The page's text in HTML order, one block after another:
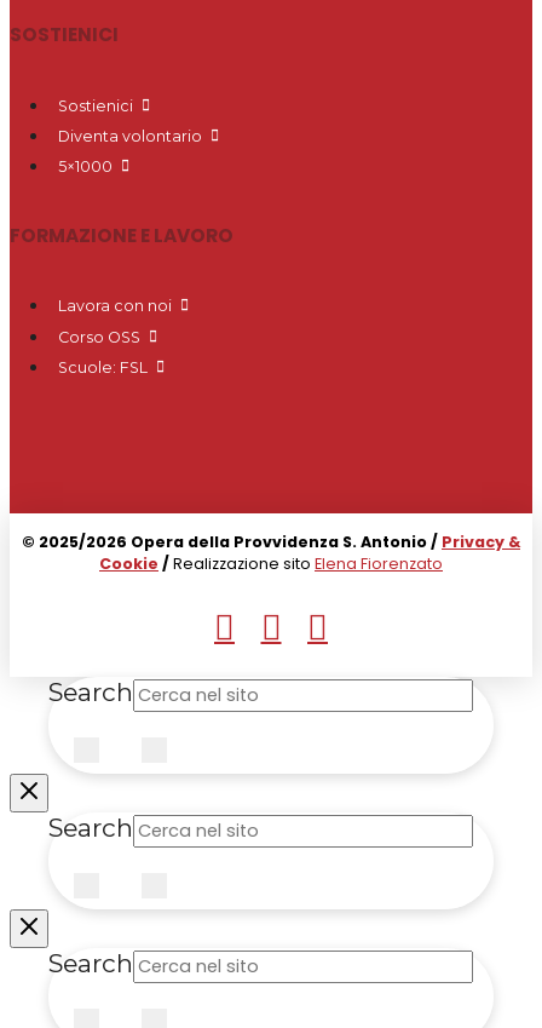
SOSTIENICI
Sostienici
Diventa volontario
5×1000
FORMAZIONE E LAVORO
Lavora con noi
Corso OSS
Scuole: FSL
© 2025/2026 Opera della Provvidenza S. Antonio / Privacy &
Cookie / Realizzazione sito Elena Fiorenzato
Search
Search
Search